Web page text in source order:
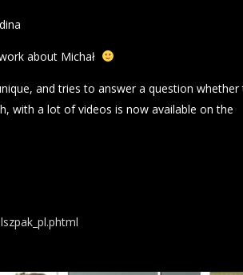
about Michał
and tries to answer a question whether
with a lot of videos is now available on the